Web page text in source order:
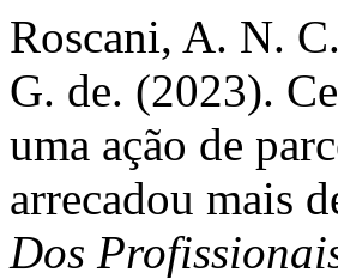
Roscani, A. N.
G. de. (2023).
uma ação de
arrecadou mais
Dos